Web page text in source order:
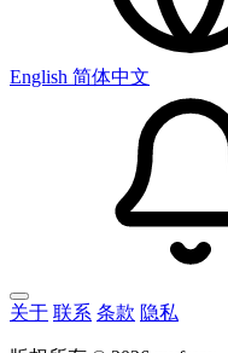
English 简体中文
关于 联系 条款 隐私